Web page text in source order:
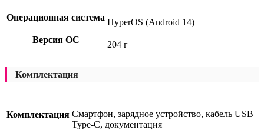
Операционная система HyperOS (Android 14)
Версия ОС
204 г
Комплектация
Комплектация Смартфон, зарядное устройство, кабель USB
Type-C, документация